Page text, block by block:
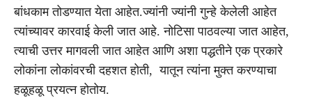
बांधकाम तोडण्यात येता आहेत.ज्यांनी ज्यांनी गुन्हे केलेली आहेत
त्यांच्यावर कारवाई केली जात आहे. नोटिसा पाठवल्या जात आहेत,
त्याची उत्तर मागवली जात आहेत आणि अशा पद्धतीने एक प्रकारे
लोकांना लोकांवरची दहशत होती, यातून त्यांना मुक्त करण्याचा
हळूहळू प्रयत्न होतोय.